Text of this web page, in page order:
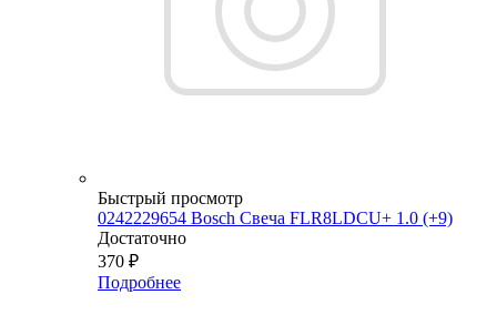
Быстрый просмотр
0242229654 Bosch Свеча FLR8LDCU+ 1.0 (+9)
Достаточно
370 ₽
Подробнее